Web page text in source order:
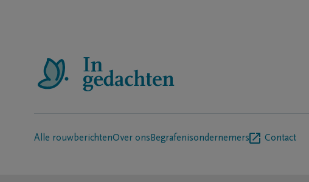
Alle rouwberichtenOver ons Begrafenisondernemers Contact